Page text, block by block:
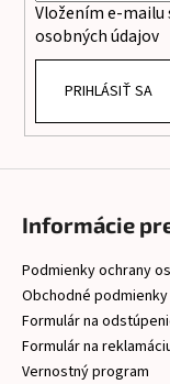
Vložením e-mailu
osobných údajov
PRIHLÁSIŤ SA
Informácie
Podmienky ochrany
Obchodné podmienky
Formulár na
Formulár na
Vernostný program